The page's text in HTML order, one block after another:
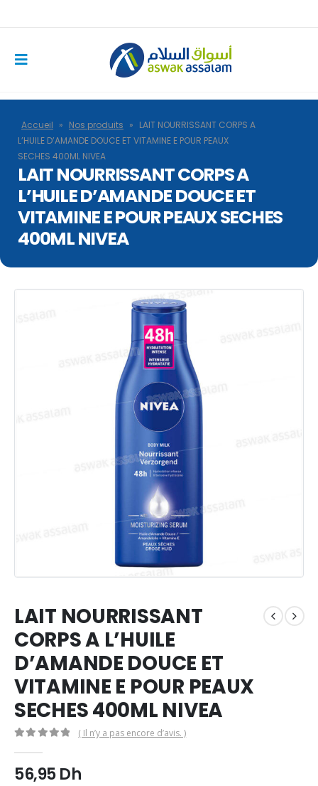
Accueil » Nos produits » LAIT NOURRISSANT CORPS A
L’HUILE D’AMANDE DOUCE ET VITAMINE E POUR PEAUX
SECHES 400ML NIVEA
LAIT NOURRISSANT CORPS A
L’HUILE D’AMANDE DOUCE ET
VITAMINE E POUR PEAUX SECHES
400ML NIVEA
LAIT NOURRISSANT
CORPS A L’HUILE
D’AMANDE DOUCE ET
VITAMINE E POUR PEAUX
SECHES 400ML NIVEA
( Il n’y a pas encore d’avis. )
56,95Dh